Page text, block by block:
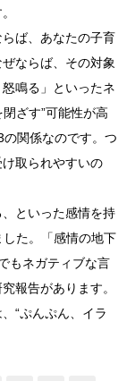
らば、あなたの子育
ならば、その対象
鳴る」といったネ
ざす”可能性が高
関係なのです。つ
取られやすいの
といった感情を持
した。「感情の地下
もネガティブな言
報告があります。
“ぷんぷん、イラ